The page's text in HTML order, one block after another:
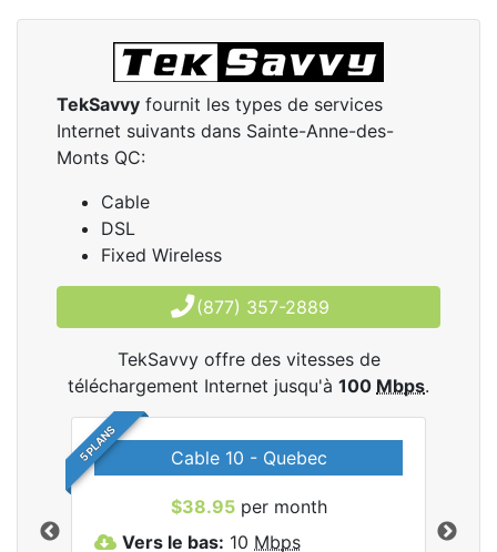
TekSavvy fournit les types de services
Internet suivants dans Sainte-Anne-des-
Monts QC:
Cable
DSL
Fixed Wireless
(877) 357-2889
TekSavvy offre des vitesses de
téléchargement Internet jusqu'à 100 Mbps.
5 PLANS Cable 10 - Quebec
$38.95per month
Vers le bas: 10 Mbps